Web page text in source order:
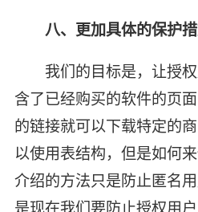
八、更加具体的保护
我们的目标是，让授权
含了已经购买的软件的页
的链接就可以下载特定的
以使用表结构，但是如何
介绍的方法只是防止匿名